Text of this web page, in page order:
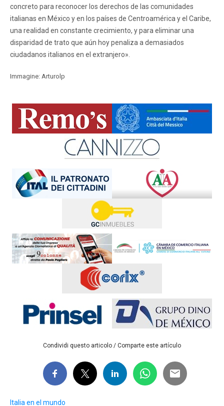
concreto para reconocer los derechos de las comunidades
italianas en México y en los países de Centroamérica y el Caribe,
una realidad en constante crecimiento, y para eliminar una
disparidad de trato que aún hoy penaliza a demasiados
ciudadanos italianos en el extranjero».
Immagine: Arturolp
Condividi questo articolo / Comparte este artículo
Italia en el mundo